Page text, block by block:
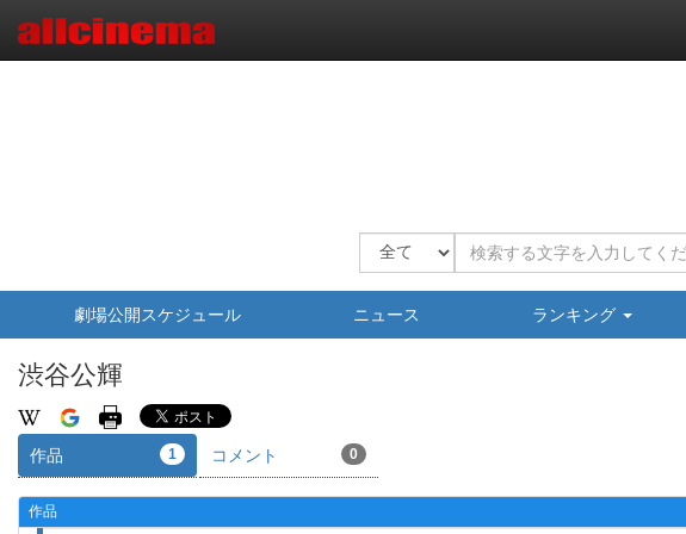
劇場公開スケジュール ニュース ランキング
渋谷公輝
作品 1 コメント 0
作品